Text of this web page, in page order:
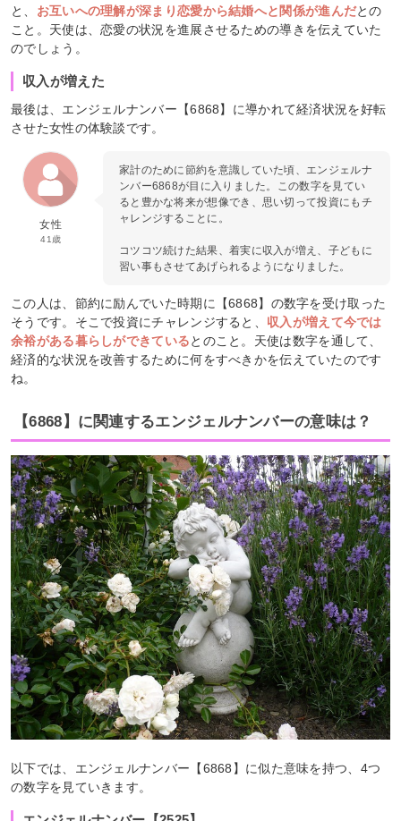
と、 お互いへの理解が深まり恋愛から結婚へと関係が進んだとの
こと。天使は、恋愛の状況を進展させるための導きを伝えていた
のでしょう。
収入が増えた
最後は、エンジェルナンバー【6868】に導かれて経済状況を好転
させた女性の体験談です。
女性
41歳
家計のために節約を意識していた頃、エンジェルナ
ンバー6868が目に入りました。この数字を見てい
ると豊かな将来が想像でき、思い切って投資にもチ
ャレンジすることに。
コツコツ続けた結果、着実に収入が増え、子どもに
習い事もさせてあげられるようになりました。
この人は、節約に励んでいた時期に【6868】の数字を受け取った
そうです。そこで投資にチャレンジすると、 収入が増えて今では
余裕がある暮らしができているとのこと。天使は数字を通して、
経済的な状況を改善するために何をすべきかを伝えていたのです
ね。
【6868】に関連するエンジェルナンバーの意味は？
以下では、エンジェルナンバー【6868】に似た意味を持つ、4つ
の数字を見ていきます。